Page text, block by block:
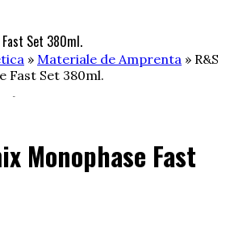
Fast Set 380ml.
» Materiale de Amprenta » R&S
Fast Set 380ml.
Monophase Fast